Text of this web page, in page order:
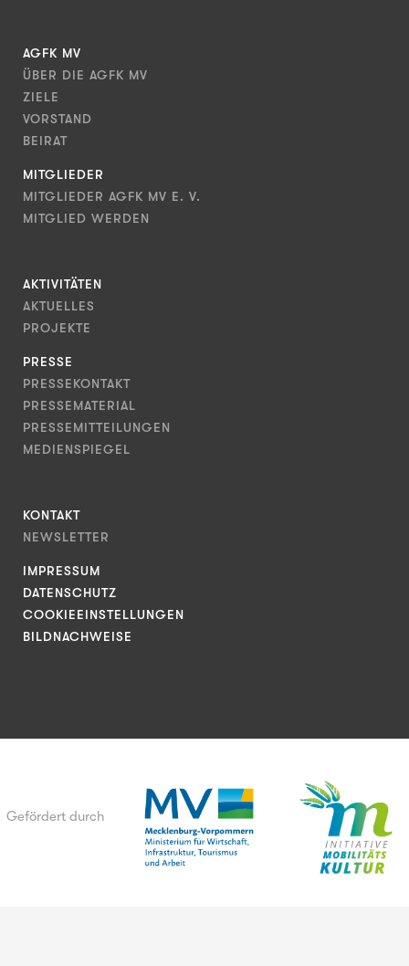
AGFK MV
ÜBER DIE AGFK MV
ZIELE
VORSTAND
BEIRAT
MITGLIEDER
MITGLIEDER AGFK MV E. V.
MITGLIED WERDEN
AKTIVITÄTEN
AKTUELLES
PROJEKTE
PRESSE
PRESSEKONTAKT
PRESSEMATERIAL
PRESSEMITTEILUNGEN
MEDIENSPIEGEL
KONTAKT
NEWSLETTER
IMPRESSUM
DATENSCHUTZ
COOKIEEINSTELLUNGEN
BILDNACHWEISE
Gefördert durch